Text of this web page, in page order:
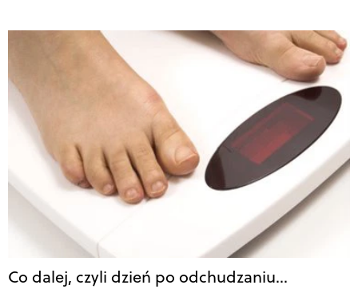
Co dalej, czyli dzień po odchudzaniu…